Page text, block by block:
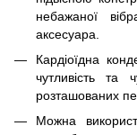
небажаної
аксесуара.
Кардіоїдна
чутливість та
розташованих
Можна